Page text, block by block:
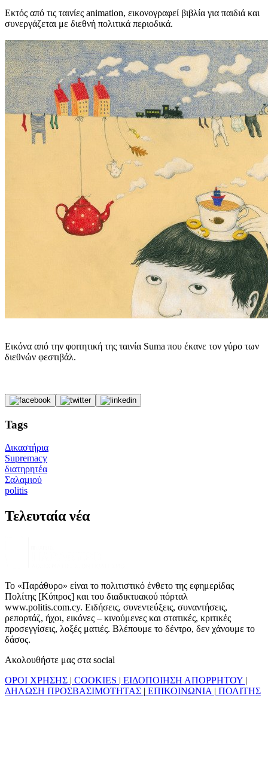
Εκτός από τις ταινίες animation, εικονογραφεί βιβλία για παιδιά και
συνεργάζεται με διεθνή πολιτικά περιοδικά.
Εικόνα από την φοιτητική της ταινία Suma που έκανε τον γύρο των
διεθνών φεστιβάλ.
Tags
Δικαστήρια
Supremacy
διατηρητέα
Σαλαμιού
politis
Τελευταία νέα
Το «Παράθυρο» είναι το πολιτιστικό ένθετο της εφημερίδας
Πολίτης [Κύπρος] και του διαδικτυακού πόρταλ
www.politis.com.cy. Ειδήσεις, συνεντεύξεις, συναντήσεις,
ρεπορτάζ, ήχοι, εικόνες – κινούμενες και στατικές, κριτικές
προσεγγίσεις, λοξές ματιές. Βλέπουμε το δέντρο, δεν χάνουμε το
δάσος.
Ακολουθήστε μας στα social
ΟΡΟΙ ΧΡΗΣΗΣ | COOKIES | ΕΙΔΟΠΟΙΗΣΗ ΑΠΟΡΡΗΤΟΥ |
ΔΗΛΩΣΗ ΠΡΟΣΒΑΣΙΜΟΤΗΤΑΣ | ΕΠΙΚΟΙΝΩΝΙΑ | ΠΟΛΙΤΗΣ